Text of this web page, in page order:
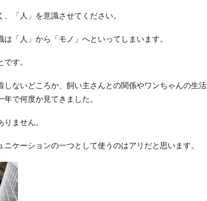
「人」を意識させてください。
「人」から「モノ」へといってしまいます。
す。
しないどころか、飼い主さんとの関係やワンちゃんの生活
で何度か見てきました。
ません。
ケーションの一つとして使うのはアリだと思います。